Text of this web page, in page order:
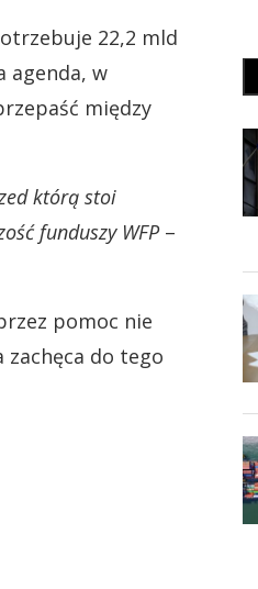
22,2 mld
agenda, w
między
którą stoi
funduszy WFP–
pomoc nie
zachęca do tego